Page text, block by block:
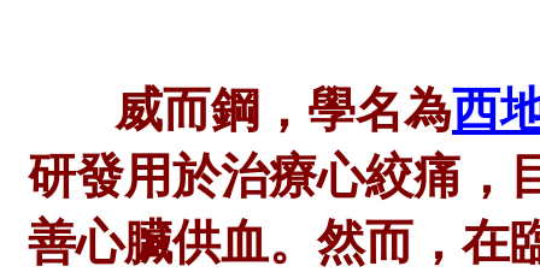
威而鋼，學名為西
研發用於治療心絞痛，
善心臟供血。然而，在